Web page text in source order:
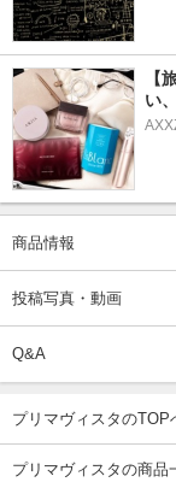
【
い
商品情報
投稿写真・動画
Q&A
プリマヴィスタのTOP
プリマヴィスタの商品